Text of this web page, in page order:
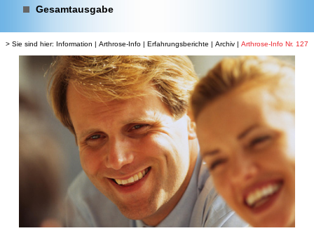
Gesamtausgabe
> Sie sind hier: Information | Arthrose-Info | Erfahrungsberichte | Archiv | Arthrose-Info Nr. 127